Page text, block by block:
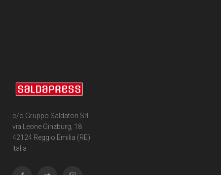
c/o Gruppo Saldatori Srl
via Leone Ginzburg, 18
42124 Reggio Emilia (RE)
Italia